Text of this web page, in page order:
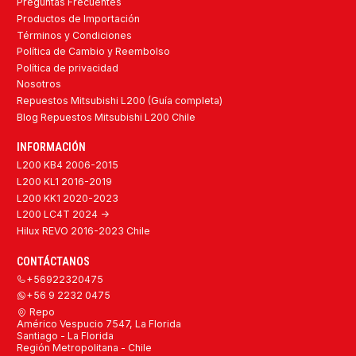
Productos de Importación
Términos y Condiciones
Política de Cambio y Reembolso
Política de privacidad
Nosotros
Repuestos Mitsubishi L200 (Guía completa)
Blog Repuestos Mitsubishi L200 Chile
INFORMACIÓN
L200 KB4 2006-2015
L200 KL1 2016-2019
L200 KK1 2020-2023
L200 LC4T 2024 ->
Hilux REVO 2016-2023 Chile
CONTÁCTANOS
+56922320475
+56 9 2232 0475
Repo
Américo Vespucio 7547, La Florida
Santiago - La Florida
Región Metropolitana - Chile